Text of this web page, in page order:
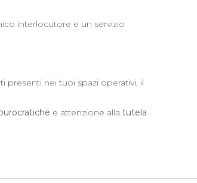
interlocutore e un servizio
presenti nei tuoi spazi operativi, il
e attenzione alla tutela